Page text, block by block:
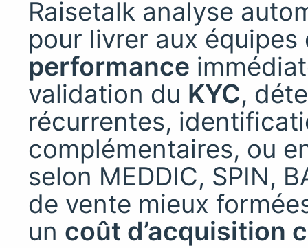
Raisetalk analyse
pour livrer aux
performance
validation du KYC,
récurrentes,
complémentaires, ou
selon MEDDIC, SPIN,
de vente mieux
un coût d’acquisition